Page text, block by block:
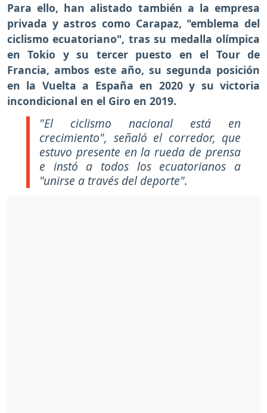
Para ello, han alistado también a la empresa
privada y astros como Carapaz, "emblema del
ciclismo ecuatoriano", tras su medalla olímpica
en Tokio y su tercer puesto en el Tour de
Francia, ambos este año, su segunda posición
en la Vuelta a España en 2020 y su victoria
incondicional en el Giro en 2019.
"El ciclismo nacional está en
crecimiento", señaló el corredor, que
estuvo presente en la rueda de prensa
e instó a todos los ecuatorianos a
"unirse a través del deporte".